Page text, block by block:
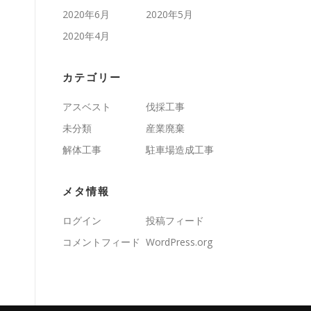
2020年6月
2020年5月
2020年4月
カテゴリー
アスベスト
伐採工事
未分類
産業廃棄
解体工事
駐車場造成工事
メタ情報
ログイン
投稿フィード
コメントフィード WordPress.org